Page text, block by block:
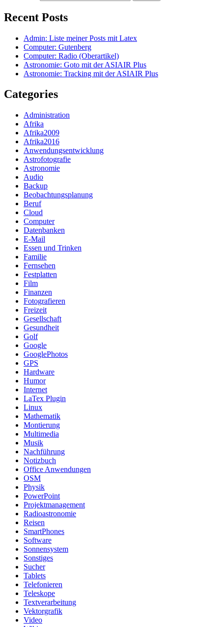
Recent Posts
Admin: Liste meiner Posts mit Latex
Computer: Gutenberg
Computer: Radio (Oberartikel)
Astronomie: Goto mit der ASIAIR Plus
Astronomie: Tracking mit der ASIAIR Plus
Categories
Administration
Afrika
Afrika2009
Afrika2016
Anwendungsentwicklung
Astrofotografie
Astronomie
Audio
Backup
Beobachtungsplanung
Beruf
Cloud
Computer
Datenbanken
E-Mail
Essen und Trinken
Familie
Fernsehen
Festplatten
Film
Finanzen
Fotografieren
Freizeit
Gesellschaft
Gesundheit
Golf
Google
GooglePhotos
GPS
Hardware
Humor
Internet
LaTex Plugin
Linux
Mathematik
Montierung
Multimedia
Musik
Nachführung
Notizbuch
Office Anwendungen
OSM
Physik
PowerPoint
Projektmanagement
Radioastronomie
Reisen
SmartPhones
Software
Sonnensystem
Sonstiges
Sucher
Tablets
Telefonieren
Teleskope
Textverarbeitung
Vektorgrafik
Video